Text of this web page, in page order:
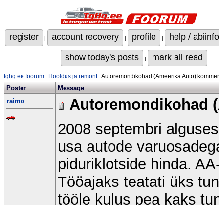
register | account recovery | profile | help / abiinfo
show today's posts | mark all read
tqhq.ee foorum : Hooldus ja remont: Autoremondikohad (Ameerika Auto)
Poster
Message
raimo
Autoremondikohad
2008 septembri
usa autode
piduriklotside hinda.
Tööajaks teatati üks
tööle kulus pea kaks